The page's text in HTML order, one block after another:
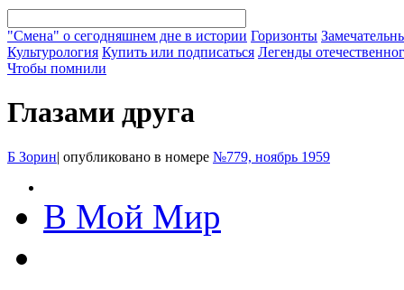
"Смена" о сегодняшнем дне в истории Горизонты
Культурология Купить или подписаться Легенды
Чтобы помнили
Глазами друга
Б Зорин| опубликовано в номере №779, ноябрь 1959
В Мой Мир